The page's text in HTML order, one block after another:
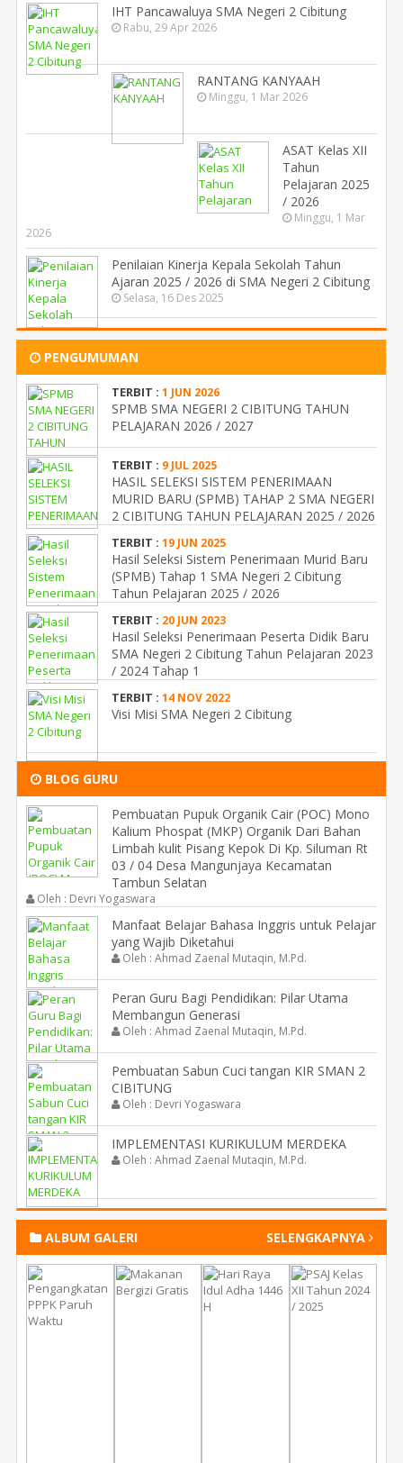
IHT Pancawaluya SMA Negeri 2 Cibitung
Rabu, 29 Apr 2026
RANTANG KANYAAH
Minggu, 1 Mar 2026
ASAT Kelas XII
Tahun
Pelajaran 2025
/ 2026
Minggu, 1 Mar
2026
Penilaian Kinerja Kepala Sekolah Tahun
Ajaran 2025 / 2026 di SMA Negeri 2 Cibitung
Selasa, 16 Des 2025
PENGUMUMAN
TERBIT : 1 JUN 2026
SPMB SMA NEGERI 2 CIBITUNG TAHUN
PELAJARAN 2026 / 2027
TERBIT : 9 JUL 2025
HASIL SELEKSI SISTEM PENERIMAAN
MURID BARU (SPMB) TAHAP 2 SMA NEGERI
2 CIBITUNG TAHUN PELAJARAN 2025 / 2026
TERBIT : 19 JUN 2025
Hasil Seleksi Sistem Penerimaan Murid Baru
(SPMB) Tahap 1 SMA Negeri 2 Cibitung
Tahun Pelajaran 2025 / 2026
TERBIT : 20 JUN 2023
Hasil Seleksi Penerimaan Peserta Didik Baru
SMA Negeri 2 Cibitung Tahun Pelajaran 2023
/ 2024 Tahap 1
TERBIT : 14 NOV 2022
Visi Misi SMA Negeri 2 Cibitung
BLOG GURU
Pembuatan Pupuk Organik Cair (POC) Mono
Kalium Phospat (MKP) Organik Dari Bahan
Limbah kulit Pisang Kepok Di Kp. Siluman Rt
03 / 04 Desa Mangunjaya Kecamatan
Tambun Selatan
Oleh : Devri Yogaswara
Manfaat Belajar Bahasa Inggris untuk Pelajar
yang Wajib Diketahui
Oleh : Ahmad Zaenal Mutaqin, M.Pd.
Peran Guru Bagi Pendidikan: Pilar Utama
Membangun Generasi
Oleh : Ahmad Zaenal Mutaqin, M.Pd.
Pembuatan Sabun Cuci tangan KIR SMAN 2
CIBITUNG
Oleh : Devri Yogaswara
IMPLEMENTASI KURIKULUM MERDEKA
Oleh : Ahmad Zaenal Mutaqin, M.Pd.
ALBUM GALERI SELENGKAPNYA